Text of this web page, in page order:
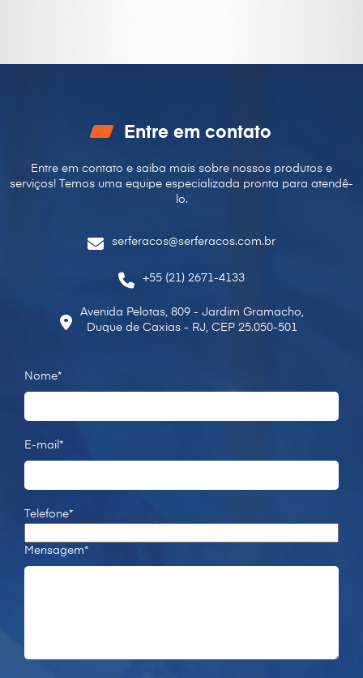
Entre em contato
Entre em contato e saiba mais sobre nossos produtos e
serviços! Temos uma equipe especializada pronta para atendê-
lo.
serferacos@serferacos.com.br
+55 (21) 2671-4133
Avenida Pelotas, 809 - Jardim Gramacho,
Duque de Caxias - RJ, CEP 25.050-501
Nome*
E-mail*
Telefone*
Mensagem*